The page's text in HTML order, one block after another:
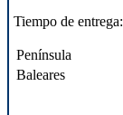
Tiempo de entrega:
Península
Baleares